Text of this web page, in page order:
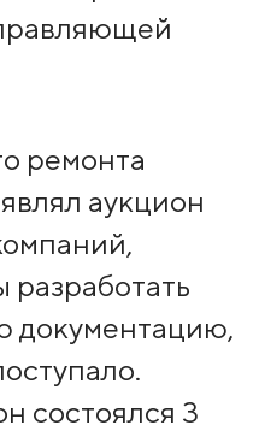
ремонта
аукцион
разработать
документацию,
состоялся 3